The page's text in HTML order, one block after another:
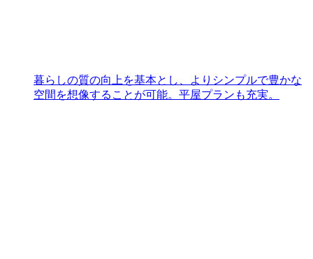
暮らしの質の向上を基本とし、よりシンプルで豊かな
空間を想像することが可能。平屋プランも充実。